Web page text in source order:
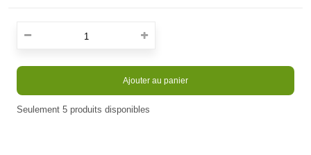
Ajouter au panier
Seulement 5 produits disponibles